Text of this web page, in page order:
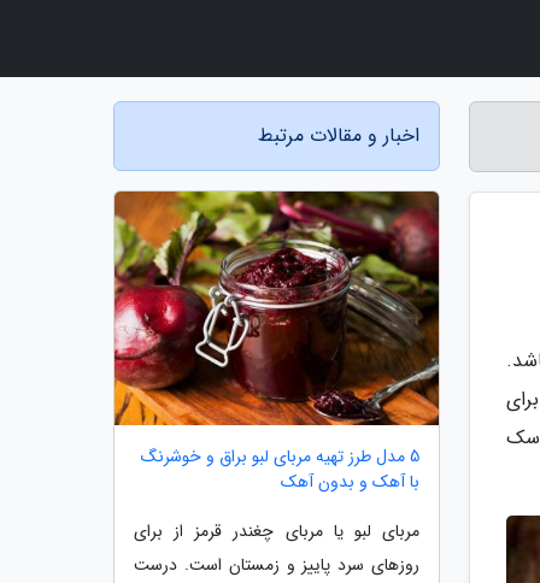
اخبار و مقالات مرتبط
5 مدل طرز تهیه مربای لبو براق و خوشرنگ
با آهک و بدون آهک
مربای لبو یا مربای چغندر قرمز از برای
روزهای سرد پاییز و زمستان است. درست